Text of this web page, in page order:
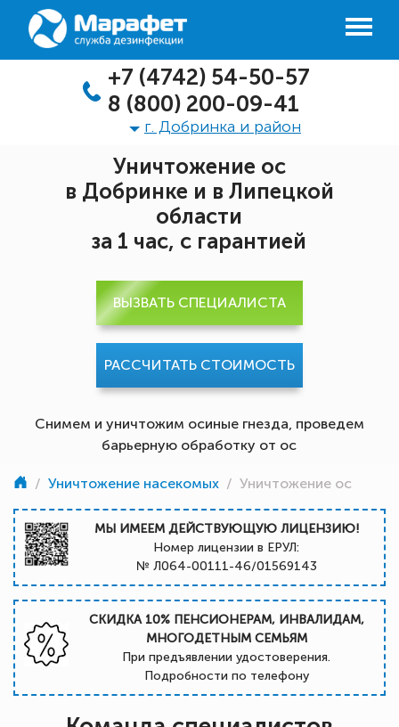
+7 (4742) 54-50-57
8 (800) 200-09-41
г. Добринка и район
Уничтожение ос
в Добринке и в Липецкой
области
за 1 час, с гарантией
Снимем и уничтожим осиные гнезда, проведем
барьерную обработку от ос
ВЫЗВАТЬ СПЕЦИАЛИСТА
РАССЧИТАТЬ СТОИМОСТЬ
/ Уничтожение насекомых / Уничтожение ос
МЫ ИМЕЕМ ДЕЙСТВУЮЩУЮ ЛИЦЕНЗИЮ!
Номер лицензии в ЕРУЛ:
№ Л064-00111-46/01569143
СКИДКА 10% ПЕНСИОНЕРАМ, ИНВАЛИДАМ,
МНОГОДЕТНЫМ СЕМЬЯМ
При предъявлении удостоверения.
Подробности по телефону